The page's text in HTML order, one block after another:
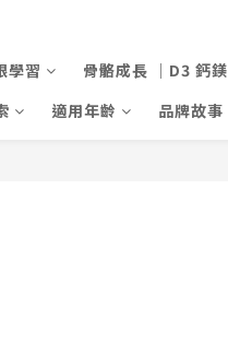
學習 骨骼成長 ｜D3 鈣鎂
適用年齡 品牌故事